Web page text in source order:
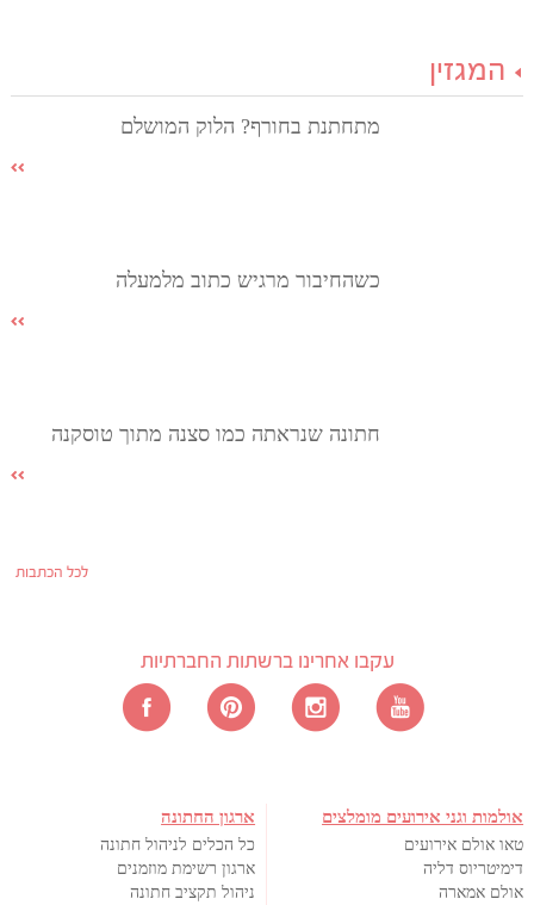
המגזין
מתחתנת בחורף? הלוק המושלם
כשהחיבור מרגיש כתוב מלמעלה
חתונה שנראתה כמו סצנה מתוך טוסקנה
לכל הכתבות
עקבו אחרינו ברשתות החברתיות
אולמות וגני אירועים מומלצים
טאו אולם אירועים
דימיטריוס דליה
אולם אמארה
ארגון החתונה
כל הכלים לניהול חתונה
ארגון רשימת מוזמנים
ניהול תקציב חתונה